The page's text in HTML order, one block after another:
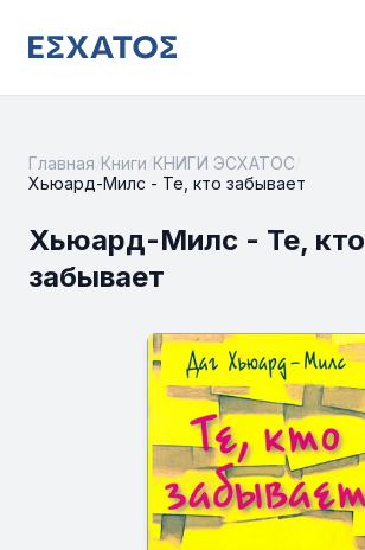
Главная Книги КНИГИ ЭСХАТОС
Хьюард-Милс - Те, кто забывает
Хьюард-Милс - Те, кто
забывает